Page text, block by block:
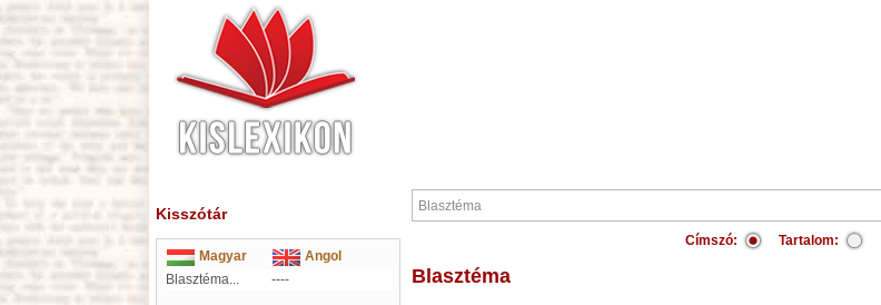
Kisszótár
Magyar
Angol
Blasztéma...
----
Címszó: Tartalom:
Blasztéma